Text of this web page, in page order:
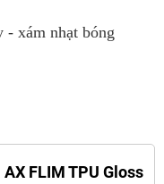
- xám nhạt bóng
FLIM TPU Gloss